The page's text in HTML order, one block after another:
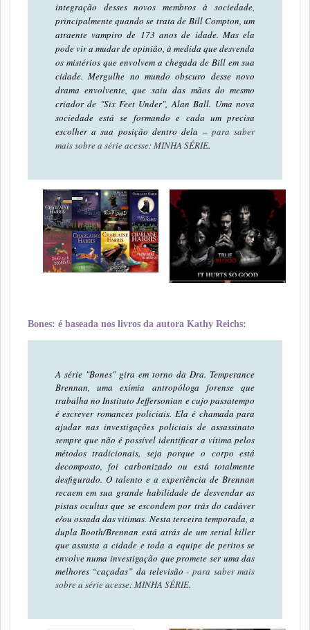
integração desses novos membros à sociedade,
principalmente quando se trata de Bill Compton, um
atraente vampiro de 173 anos de idade. Mas ela
pode vir a mudar de opinião, à medida que desvenda
os mistérios que envolvem a chegada de Bill em sua
cidade. Mergulhe no mundo obscuro desse novo
drama envolvente, que saiu das mãos do mesmo
criador de "Six Feet Under", Alan Ball. Uma nova
sociedade está se formando e cada um precisa
escolher a sua posição dentro dela –para saber
mais sobre a série acesse: MINHA SÉRIE.
Bones: é baseada nos livros da autora Kathy Reichs:
A série "Bones" gira em torno da Dra. Temperance
Brennan, uma exímia antropóloga forense que
trabalha no Instituto Jeffersonian e cujo passatempo
é escrever romances policiais. Ela é chamada para
ajudar nas investigações policiais de assassinato
sempre que não é possível identificar a vítima pelos
métodos tradicionais, seja porque o corpo está
decomposto, foi carbonizado ou está totalmente
desfigurado. O talento e a experiência de Brennan
recaem em sua grande habilidade de desvendar as
pistas ocultas que se escondem por trás do cadáver
e/ou ossada das vitimas. Nesta terceira temporada, a
dupla Booth/Brennan está atrás de um serial killer
que assusta a cidade e toda a equipe de peritos se
envolve numa investigação que promete ser uma das
melhores “caçadas” da televisão -para saber mais
sobre a série acesse: MINHA SÉRIE.